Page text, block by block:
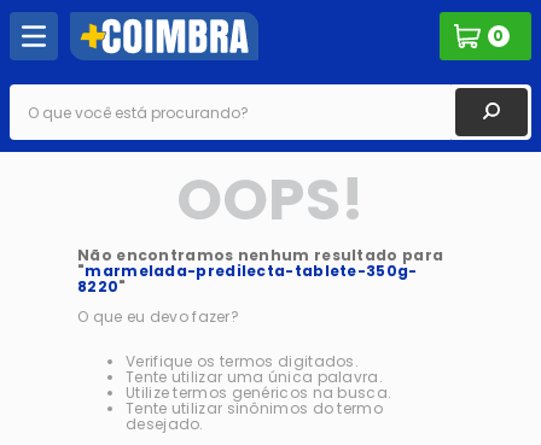
0
O que você está procurando?
OOPS!
Não encontramos nenhum resultado para
"marmelada-predilecta-tablete-350g-
8220"
O que eu devo fazer?
Verifique os termos digitados.
Tente utilizar uma única palavra.
Utilize termos genéricos na busca.
Tente utilizar sinônimos do termo
desejado.